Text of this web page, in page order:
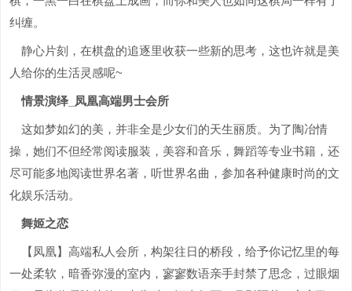
纠缠。
静心片刻，在棋盘的追逐里收获一些新的思考，这也许就是美
人给你的生活灵感呢~
情景演绎_凤凰高端男士会所
这如梦如幻的美，并非全是少女们的天生丽质。为了陶冶情
操，她们不但经常阅读服装，美容和音乐，舞蹈等专业书籍，还
尽可能多地阅读世界名著，听世界名曲，参加各种健康时尚的文
化娱乐活动。
舞姬之恋
【凤凰】高端私人会所，构架往日的桥段，给予你记忆里的每
一处柔软，暗香弥漫的室内，寥寥数语亲手封禁了思念，过眼烟